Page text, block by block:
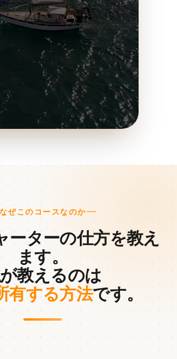
ぜこのコースなのか
ーターの仕方を教え
ます。
教えるのは
有する方法です。